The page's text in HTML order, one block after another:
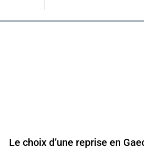
Le choix d’une reprise en